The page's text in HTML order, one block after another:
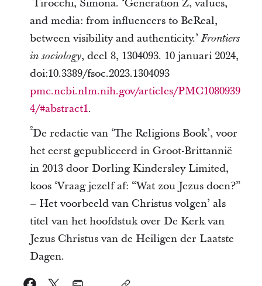
Tirocchi, Simona. ‘Generation Z, values,
and media: from influencers to BeReal,
between visibility and authenticity.’Frontiers
in sociology, deel 8, 1304093. 10 januari 2024,
doi:10.3389/fsoc.2023.1304093
pmc.ncbi.nlm.nih.gov/articles/PMC1080939
4/#abstract1.
2De redactie van ‘The Religions Book’, voor
het eerst gepubliceerd in Groot-Brittannië
in 2013 door Dorling Kindersley Limited,
koos ‘Vraag jezelf af: “Wat zou Jezus doen?”
– Het voorbeeld van Christus volgen’ als
titel van het hoofdstuk over De Kerk van
Jezus Christus van de Heiligen der Laatste
Dagen.